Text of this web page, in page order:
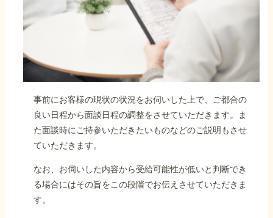
事前にお客様の現状の状況をお伺いした上で、ご都合の
良い日程から面談日程の調整をさせていただきます。ま
た面談時にご持参いただきたいものなどのご説明もさせ
ていただきます。
なお、お伺いした内容から受給可能性が低いと判断でき
る場合にはその旨をこの段階でお伝えさせていただきま
す。